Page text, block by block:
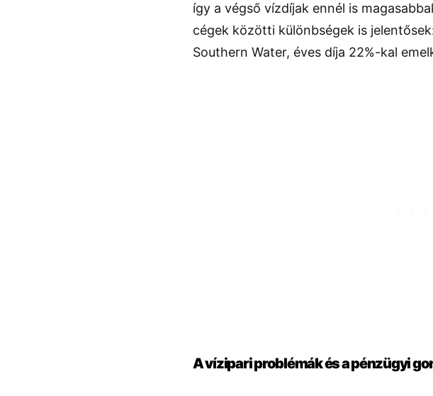
így a végső vízdíjak ennél is
cégek közötti különbségek is
Southern Water, éves díja 22%-kal
A vízipari problémák és a pénzügyi